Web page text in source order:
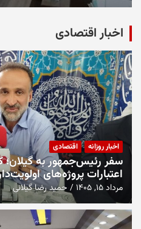
اخبار اقتصادی
اخبار روزانه اقتصادی
سفر رئیس‌جمهور به
اعتبارات پروژه‌های
مرداد ۱۵, ۱۴۰۵ حمید رضا گیلانی